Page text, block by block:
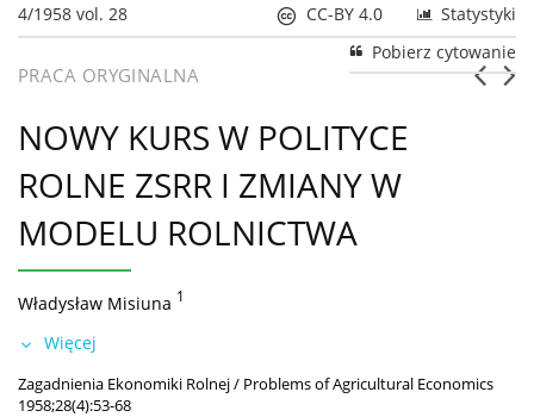
4/1958 vol. 28 Statystyki
CC-BY 4.0
Pobierz cytowanie
PRACA ORYGINALNA
NOWY KURS W POLITYCE
ROLNE ZSRR I ZMIANY W
MODELU ROLNICTWA
Władysław Misiuna 1
Więcej
Zagadnienia Ekonomiki Rolnej / Problems of Agricultural Economics
1958;28(4):53-68